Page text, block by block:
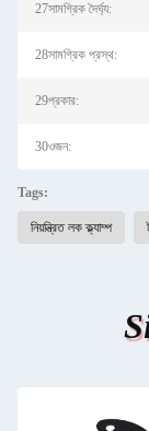
27সামগ্রিক দৈর্ঘ্য:
28সামগ্রিক প্রস্থ:
29প্রকার:
30ওজন:
Tags:
নিয়ন্ত্রিত লক ক্ল্যাম্প